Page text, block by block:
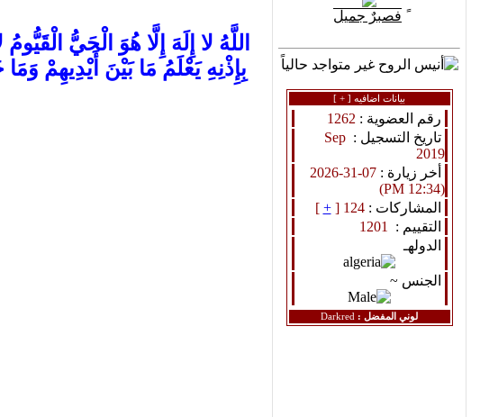
فصبرٌ جميل
بيانات اضافيه [ +
]
رقم العضوية : 1262
تاريخ التسجيل :Sep
2019
أخر زيارة :
07-31-2026
(12:34 PM)
المشاركات : 124 [
+
]
التقييم :
1201
الدولهـ
الجنس ~
لوني المفضل : Darkred
اللَّهُ لا إِلَهَ إِلَّا هُوَ الْحَيُّ
بِإِذْنِهِ يَعْلَمُ مَا بَيْنَ أَيْدِيهِمْ